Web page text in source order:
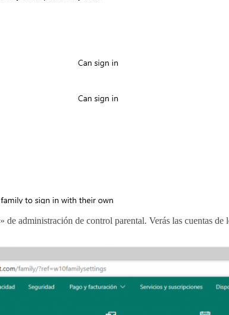
» de administración de control parental. Verás las cuentas